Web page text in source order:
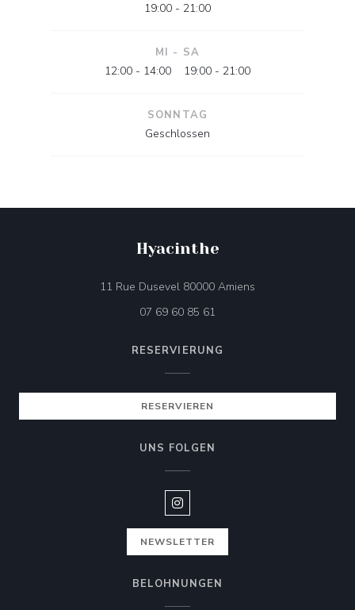
19:00 - 21:00
MI - SA
12:00 - 14:00 19:00 - 21:00
SONNTAG
Geschlossen
Hyacinthe
11 Rue Dusevel 80000 Amiens
07 69 60 85 61
RESERVIERUNG
RESERVIEREN
UNS FOLGEN
Instagram ((öffnet ein neues
NEWSLETTER
BELOHNUNGEN